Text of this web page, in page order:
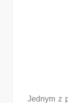
Jednym z